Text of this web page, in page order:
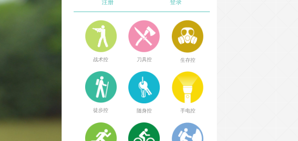
注册 登录
战术控 刀具控 生存控
徒步控 随身控 手电控